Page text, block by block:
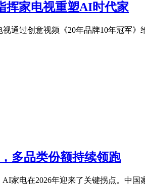
挥家电视重塑AI时代家
通过创意视频《20年品牌10年冠军
多品类份额持续领跑
家电在2026年迎来了关键拐点。中